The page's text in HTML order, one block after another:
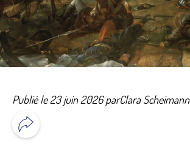
Publié le 23 juin 2026 parClara Scheimann